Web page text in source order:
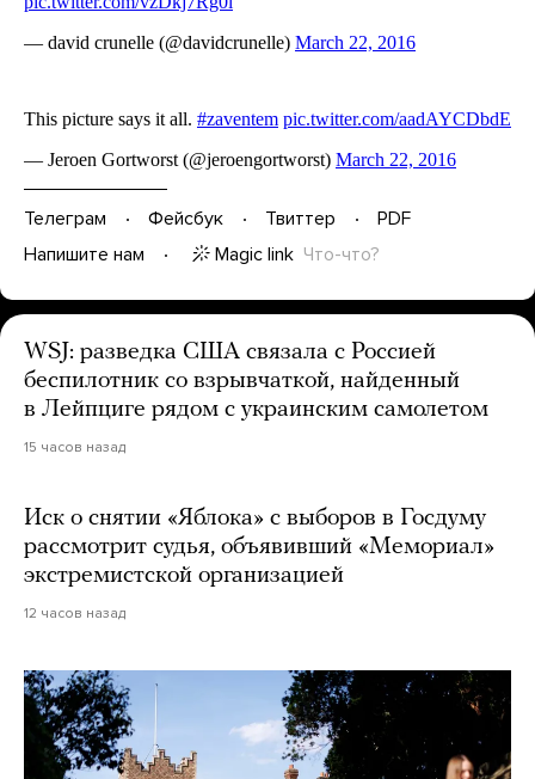
Телеграм Фейсбук Твиттер
PDF
Напишите нам
Magic link Что-что?
WSJ: разведка США связала с Россией
беспилотник со взрывчаткой, найденный
в Лейпциге рядом с украинским самолетом
15 часов назад
Иск о снятии «Яблока» с выборов в Госдуму
рассмотрит судья, объявивший «Мемориал»
экстремистской организацией
12 часов назад